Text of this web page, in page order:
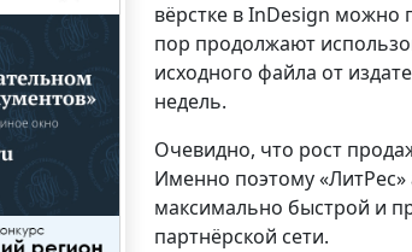
вёрстке в InDesign можно
пор продолжают
исходного файла от
недель.
Очевидно, что рост
Именно поэтому
максимально быстрой и
партнёрской сети.